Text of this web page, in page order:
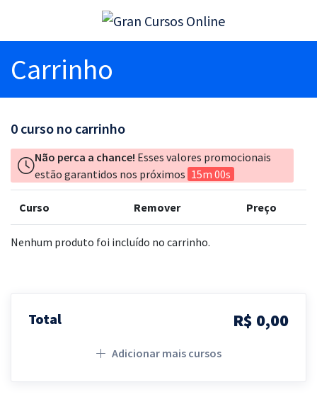
Carrinho
0 curso no carrinho
Não perca a chance! Esses valores promocionais
estão garantidos nos próximos 15m 00s
Curso Remover Preço
Nenhum produto foi incluído no carrinho.
Total R$ 0,00
Adicionar mais cursos